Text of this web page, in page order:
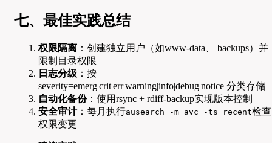
七、最佳实践总结
权限隔离 ：创建独立用户（如www-data、 backups）并
限制目录权限
日志分级 ：按
severity=emerg|crit|err|warning|info|debug|notice 分类存储
自动化备份：使用rsync + rdiff-backup实现版本控制
安全审计：每月执行ausearch -m avc -ts recent检查
权限变更